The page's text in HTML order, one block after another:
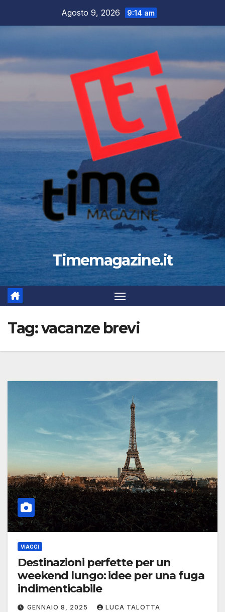
Agosto 9, 2026 9:14 am
Timemagazine.it
Tag:vacanze brevi
VIAGGI
Destinazioni perfette per un
weekend lungo: idee per una fuga
indimenticabile
GENNAIO 8, 2025 LUCA TALOTTA